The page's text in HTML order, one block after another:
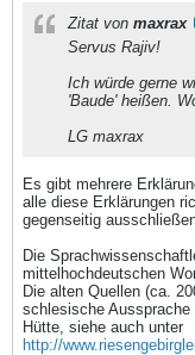
Zitat von maxrax
Servus Rajiv!
Ich würde gerne
'Baude' heißen.
LG maxrax
Es gibt mehrere
alle diese Erklärungen
gegenseitig
Die
mittelhochdeutschen
Die alten Quellen (ca.
schlesische
Hütte, siehe auch unter
http://